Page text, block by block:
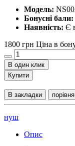
Модель:
Бонусні бали:
Наявність: Є
1800 грн Ціна в
В один клик
Купити
В закладки
нуш
Опис